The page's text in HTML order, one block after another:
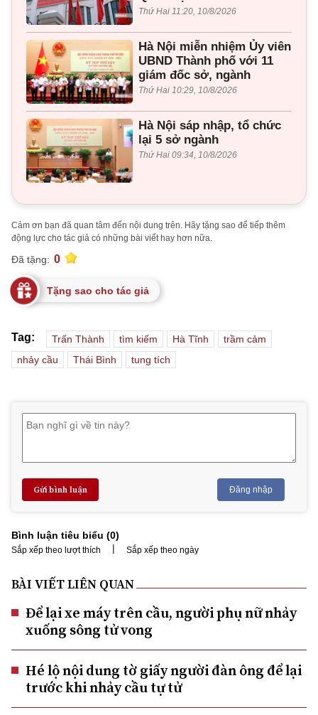
Thứ Hai 11:20, 10/8/2026
Hà Nội miễn nhiệm Ủy viên
UBND Thành phố với 11
giám đốc sở, ngành
Thứ Hai 10:29, 10/8/2026
Hà Nội sáp nhập, tổ chức
lại 5 sở ngành
Thứ Hai 09:34, 10/8/2026
Cảm ơn bạn đã quan tâm đến nội dung trên. Hãy tặng sao để tiếp thêm
động lực cho tác giả có những bài viết hay hơn nữa.
Đã tặng: 0
Tặng sao cho tác giả
Tag: Trấn Thành tìm kiếm Hà Tĩnh
trầm cảm
nhảy cầu
Thái Bình tung tích
Gửi bình luận Đăng nhập
Bình luận tiêu biểu (0)
Sắp xếp theo lượt thích | Sắp xếp theo ngày
BÀI VIẾT LIÊN QUAN
Để lại xe máy trên cầu, người phụ nữ nhảy
xuống sông tử vong
Hé lộ nội dung tờ giấy người đàn ông để lại
trước khi nhảy cầu tự tử